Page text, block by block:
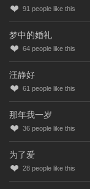
91 people like this
梦中的婚礼
64 people like this
汪静好
61 people like this
那年我一岁
36 people like this
为了爱
28 people like this